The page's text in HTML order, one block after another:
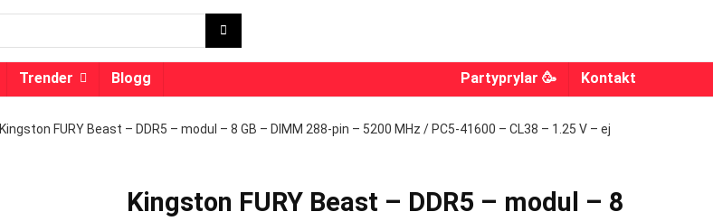
Trender Blogg Partyprylar 🥳 Kontakt
Kingston FURY Beast – DDR5 – modul – 8 GB – DIMM 288-pin – 5200 MHz / PC5-41600 – CL38 – 1.25 V – ej
Kingston FURY Beast – DDR5 – modul – 8